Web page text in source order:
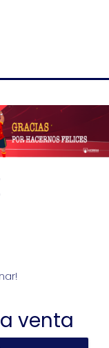
venta